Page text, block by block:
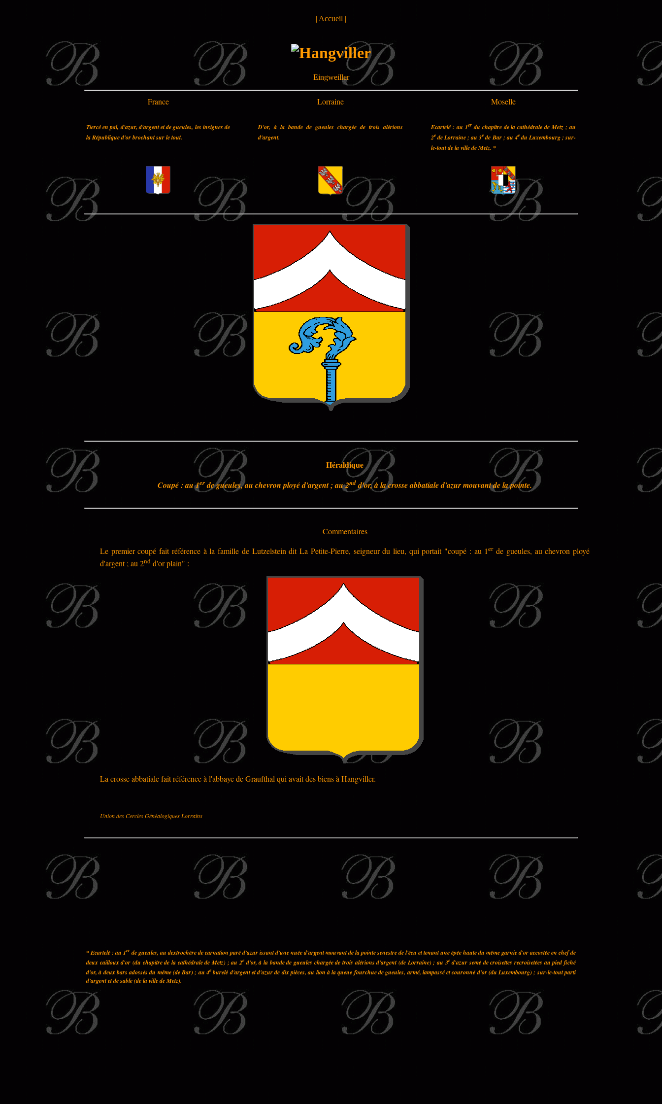
| Accueil |
Eingweiller
France Lorraine Moselle
Tiercé en pal, d'azur, d'argent et de gueules, les insignes de
la République d'or brochant sur le tout.
D'or, à la bande de gueules chargée de trois alérions
d'argent.
Ecartelé : au 1erdu chapitre de la cathédrale de Metz ; au
2ede Lorraine ; au 3ede Bar ; au 4edu Luxembourg ; sur-
le-tout de la ville de Metz. *
Héraldique
Coupé : au 1erde gueules, au chevron ployé d'argent ; au 2ndd'or, à la crosse abbatiale d'azur mouvant de la pointe.
Commentaires
Le premier coupé fait référence à la famille de Lutzelstein dit La Petite-Pierre, seigneur du lieu, qui portait "coupé : au 1erde gueules, au chevron ployé
d'argent ; au 2nd d'or plain" :
La crosse abbatiale fait référence à l'abbaye de Graufthal qui avait des biens à Hangviller.
Union des Cercles Généalogiques Lorrains
* Ecartelé : au 1erde gueules, au dextrochère de carnation paré d'azur issant d'une nuée d'argent mouvant de la pointe senestre de l'écu et tenant une épée haute du même garnie d'or accostée en chef de
deux cailloux d'or (du chapitre de la cathédrale de Metz) ; au 2e d'or, à la bande de gueules chargée de trois alérions d'argent (de Lorraine) ; au 3ed'azur semé de croisettes recroisetées au pied fiché
d'or, à deux bars adossés du même (de Bar) ; au 4e burelé d'argent et d'azur de dix pièces, au lion à la queue fourchue de gueules, armé, lampassé et couronné d'or (du Luxembourg) ; sur-le-tout parti
d'argent et de sable (de la ville de Metz).